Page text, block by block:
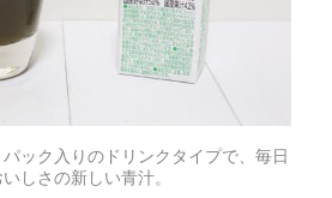
ック入りのドリンクタイプで、毎日
しさの新しい青汁。